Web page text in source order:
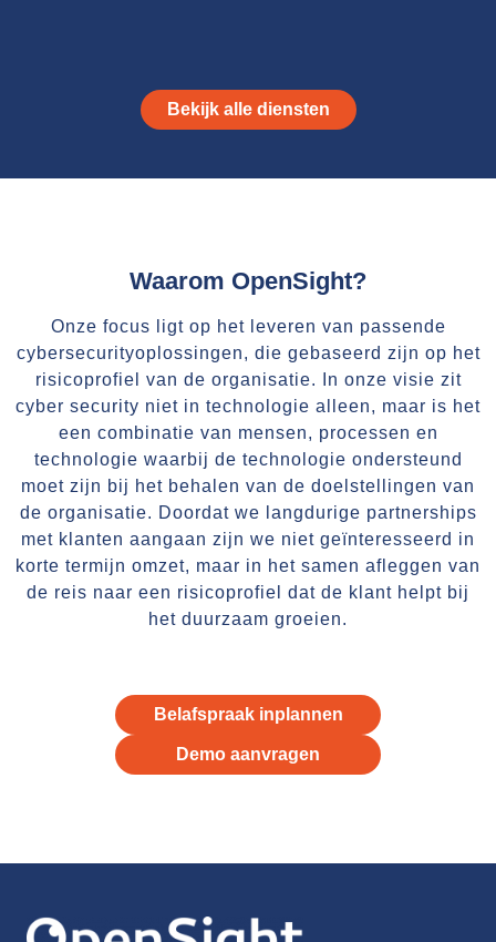
Bekijk alle diensten
Waarom OpenSight?
Onze focus ligt op het leveren van passende
cybersecurityoplossingen, die gebaseerd zijn op het
risicoprofiel van de organisatie. In onze visie zit
cyber security niet in technologie alleen, maar is het
een combinatie van mensen, processen en
technologie waarbij de technologie ondersteund
moet zijn bij het behalen van de doelstellingen van
de organisatie. Doordat we langdurige partnerships
met klanten aangaan zijn we niet geïnteresseerd in
korte termijn omzet, maar in het samen afleggen van
de reis naar een risicoprofiel dat de klant helpt bij
het duurzaam groeien.
Belafspraak inplannen
Demo aanvragen